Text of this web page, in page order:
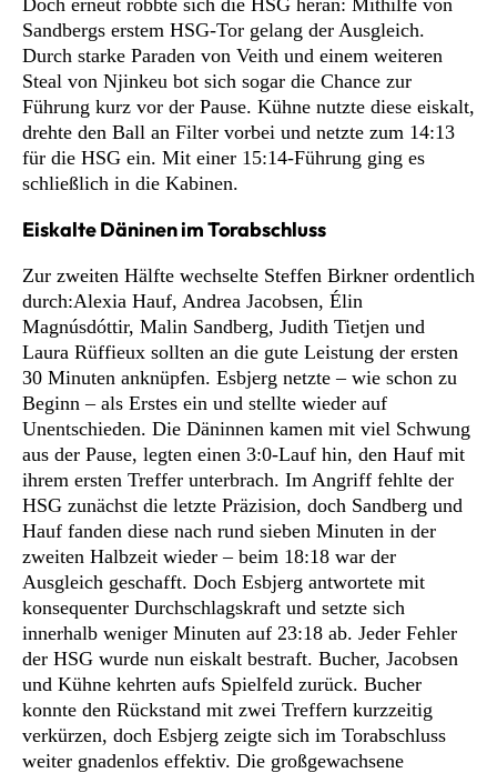
Doch erneut robbte sich die HSG heran: Mithilfe von
Sandbergs erstem HSG-Tor gelang der Ausgleich.
Durch starke Paraden von Veith und einem weiteren
Steal von Njinkeu bot sich sogar die Chance zur
Führung kurz vor der Pause. Kühne nutzte diese eiskalt,
drehte den Ball an Filter vorbei und netzte zum 14:13
für die HSG ein. Mit einer 15:14-Führung ging es
schließlich in die Kabinen.
Eiskalte Däninen im Torabschluss
Zur zweiten Hälfte wechselte Steffen Birkner ordentlich
durch:Alexia Hauf, Andrea Jacobsen, Élin
Magnúsdóttir, Malin Sandberg, Judith Tietjen und
Laura Rüffieux sollten an die gute Leistung der ersten
30 Minuten anknüpfen. Esbjerg netzte – wie schon zu
Beginn – als Erstes ein und stellte wieder auf
Unentschieden. Die Däninnen kamen mit viel Schwung
aus der Pause, legten einen 3:0-Lauf hin, den Hauf mit
ihrem ersten Treffer unterbrach. Im Angriff fehlte der
HSG zunächst die letzte Präzision, doch Sandberg und
Hauf fanden diese nach rund sieben Minuten in der
zweiten Halbzeit wieder – beim 18:18 war der
Ausgleich geschafft. Doch Esbjerg antwortete mit
konsequenter Durchschlagskraft und setzte sich
innerhalb weniger Minuten auf 23:18 ab. Jeder Fehler
der HSG wurde nun eiskalt bestraft. Bucher, Jacobsen
und Kühne kehrten aufs Spielfeld zurück. Bucher
konnte den Rückstand mit zwei Treffern kurzzeitig
verkürzen, doch Esbjerg zeigte sich im Torabschluss
weiter gnadenlos effektiv. Die großgewachsene